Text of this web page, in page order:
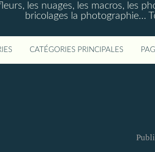
les nuages, les macros, les
bricolages la photographie...
CATÉGORIES PRINCIPALES